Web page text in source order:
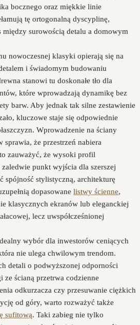
bocznego oraz miękkie linie
tę ortogonalną dyscyplinę,
surowością detalu a domowym
nowoczesnej klasyki opierają się na
i świadomym budowaniu
stanowi tu doskonałe tło dla
które wprowadzają dynamikę bez
barw. Aby jednak tak silne zestawienie
kluczowe staje się odpowiednie
Wprowadzenie na ściany
sprawia, że przestrzeń nabiera
zauważyć, że wysoki profil
punkt wyjścia dla szerszej
spójność stylistyczną, architekturę
dopasowane listwy ścienne,
klasycznych ekranów lub eleganckiej
lecz uwspółcześnionej
wybór dla inwestorów ceniących
nie ulega chwilowym trendom.
detali o podwyższonej odporności
ze ścianą przetrwa codzienne
odkurzacza czy przesuwanie ciężkich
od góry, warto rozważyć także
sufitową. Taki zabieg nie tylko